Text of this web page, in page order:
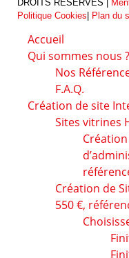
DROITS RESERVES |
Politique Cookies
Plan du
Accueil
Qui sommes nous ?
Nos
F.A.Q.
Création de site
Sites vitrines
Création de
550 €,